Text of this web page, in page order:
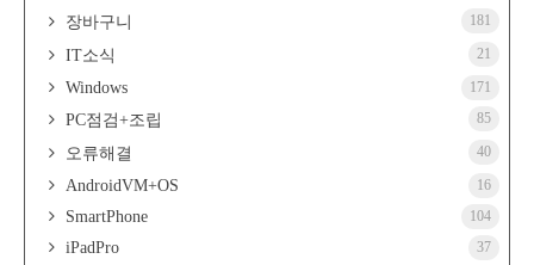
장바구니 181
IT소식 21
Windows 171
PC점검+조립 85
오류해결 40
AndroidVM+OS 16
SmartPhone 104
iPadPro 37